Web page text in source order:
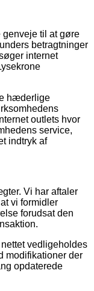
til at gøre
betragtninger
internet
hæderlige
outlets hvor
service,
indtryk af
Vi har aftaler
vi formidler
forudsat den
vedligeholdes
modifikationer der
opdaterede